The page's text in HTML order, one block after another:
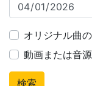
オリジナル曲
動画または音